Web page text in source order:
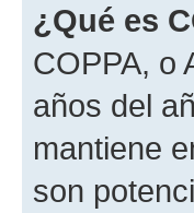
¿Qué es
COPPA, o
años del
mantiene
son